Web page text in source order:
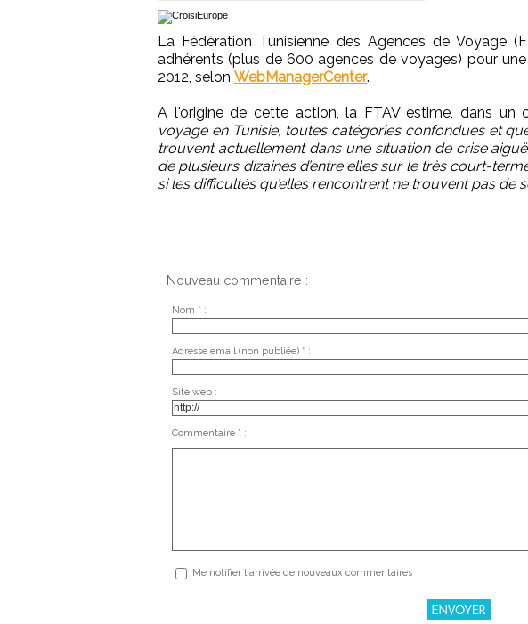
La Fédération Tunisienne des Agences de Voyage
adhérents (plus de 600 agences de voyages) pour
2012, selon WebManagerCenter.
A l'origine de cette action, la FTAV estime, dans un
voyage en Tunisie, toutes catégories confondues et
trouvent actuellement dans une situation de crise
de plusieurs dizaines d’entre elles sur le très court-
si les difficultés qu’elles rencontrent ne trouvent pas de
Nouveau commentaire :
Nom * :
Adresse email (non publiée) * :
Site web :
Commentaire * :
Me notifier l'arrivée de nouveaux commentaires